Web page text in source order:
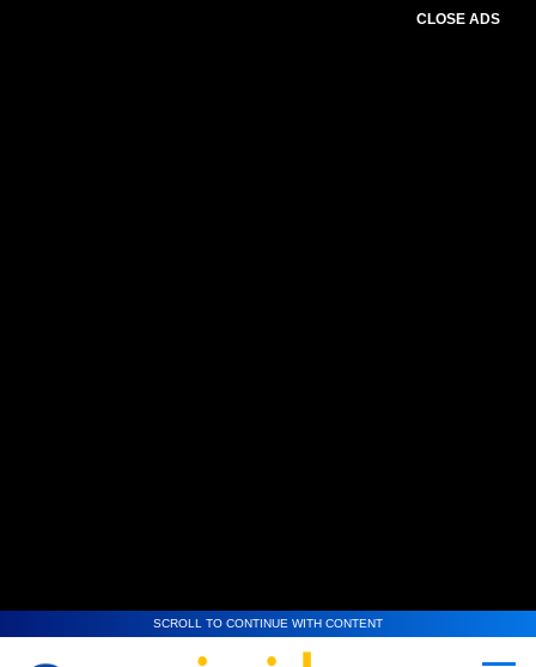
CLOSE ADS
SCROLL TO CONTINUE WITH CONTENT